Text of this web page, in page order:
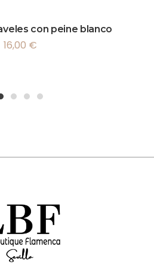
con peine blanco
16,00 €